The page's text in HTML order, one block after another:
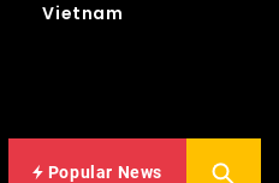
Vietnam
Popular News